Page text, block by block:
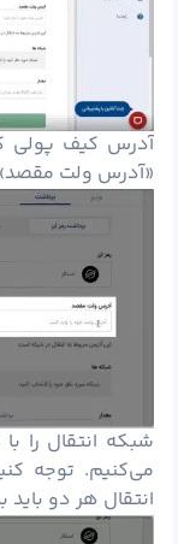
آدرس کیف پولی
«آدرس ولت مقصد»
شبکه انتقال را
می‌کنیم. توجه
انتقال هر دو